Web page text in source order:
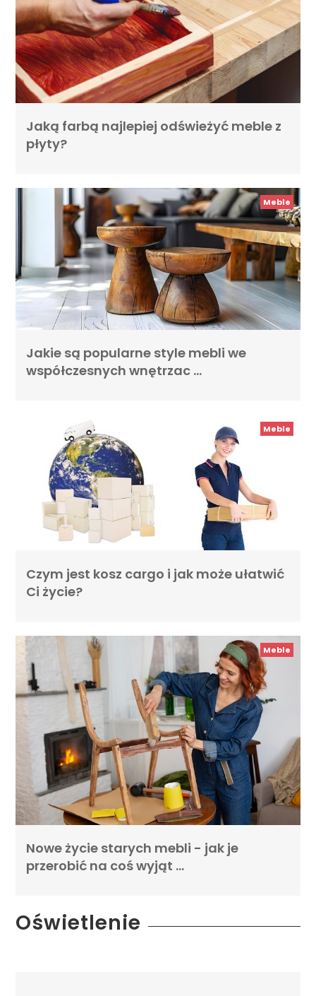
Jaką farbą najlepiej odświeżyć meble z
płyty?
Meble
Jakie są popularne style mebli we
współczesnych wnętrzac …
Meble
Czym jest kosz cargo i jak może ułatwić
Ci życie?
Meble
Nowe życie starych mebli - jak je
przerobić na coś wyjąt …
Oświetlenie